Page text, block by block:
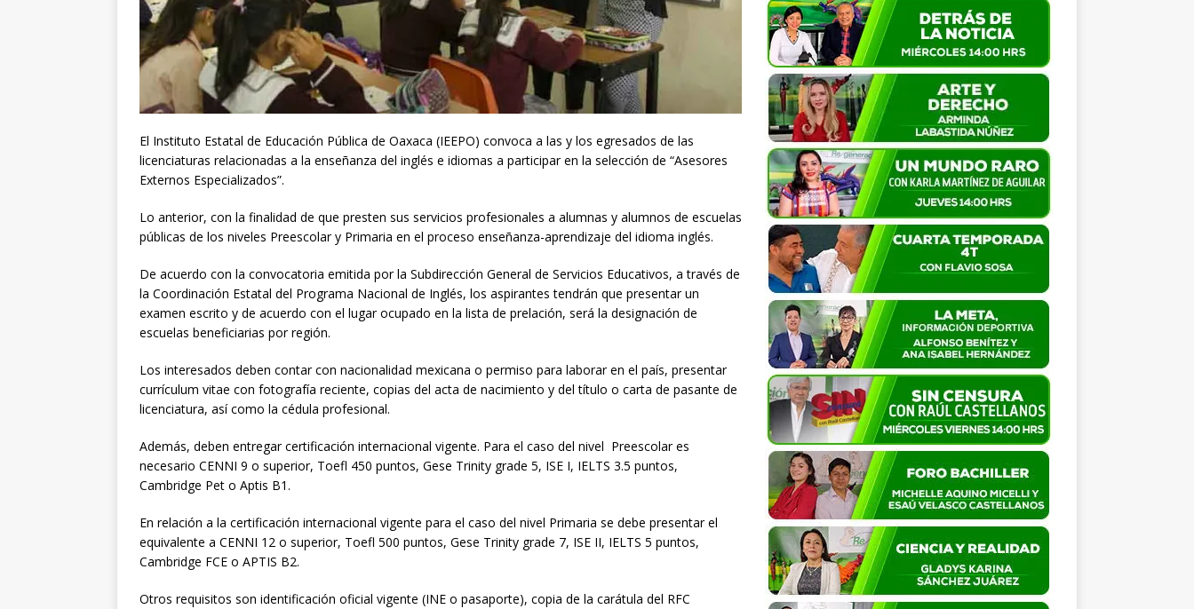
El Instituto Estatal de Educación Pública de Oaxaca (IEEPO) convoca a las y los egresados de las
licenciaturas relacionadas a la enseñanza del inglés e idiomas a participar en la selección de “Asesores
Externos Especializados”.
Lo anterior, con la finalidad de que presten sus servicios profesionales a alumnas y alumnos de escuelas
públicas de los niveles Preescolar y Primaria en el proceso enseñanza-aprendizaje del idioma inglés.
De acuerdo con la convocatoria emitida por la Subdirección General de Servicios Educativos, a través de
la Coordinación Estatal del Programa Nacional de Inglés, los aspirantes tendrán que presentar un
examen escrito y de acuerdo con el lugar ocupado en la lista de prelación, será la designación de
escuelas beneficiarias por región.
Los interesados deben contar con nacionalidad mexicana o permiso para laborar en el país, presentar
currículum vitae con fotografía reciente, copias del acta de nacimiento y del título o carta de pasante de
licenciatura, así como la cédula profesional.
Además, deben entregar certificación internacional vigente. Para el caso del nivel Preescolar es
necesario CENNI 9 o superior, Toefl 450 puntos, Gese Trinity grade 5, ISE I, IELTS 3.5 puntos,
Cambridge Pet o Aptis B1.
En relación a la certificación internacional vigente para el caso del nivel Primaria se debe presentar el
equivalente a CENNI 12 o superior, Toefl 500 puntos, Gese Trinity grade 7, ISE II, IELTS 5 puntos,
Cambridge FCE o APTIS B2.
Otros requisitos son identificación oficial vigente (INE o pasaporte), copia de la carátula del RFC